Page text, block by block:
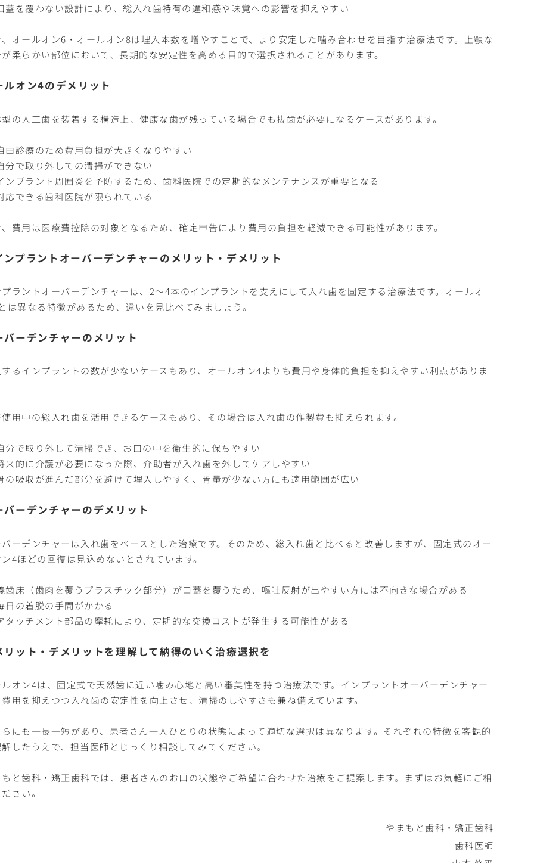
蓋を覆わない設計により、総入れ歯特有の違和感や味覚への影響を抑えやすい
オールオン6・オールオン8は埋入本数を増やすことで、より安定した噛み合わせを目指す治療法です。上顎な
が柔らかい部位において、長期的な安定性を高める目的で選択されることがあります。
ルオン4のデメリット
の人工歯を装着する構造上、健康な歯が残っている場合でも抜歯が必要になるケースがあります。
由診療のため費用負担が大きくなりやすい
分で取り外しての清掃ができない
ンプラント周囲炎を予防するため、歯科医院での定期的なメンテナンスが重要となる
応できる歯科医院が限られている
費用は医療費控除の対象となるため、確定申告により費用の負担を軽減できる可能性があります。
プラントオーバーデンチャーのメリット・デメリット
ラントオーバーデンチャーは、2〜4本のインプラントを支えにして入れ歯を固定する治療法です。オールオ
は異なる特徴があるため、違いを見比べてみましょう。
バーデンチャーのメリット
るインプラントの数が少ないケースもあり、オールオン4よりも費用や身体的負担を抑えやすい利点がありま
用中の総入れ歯を活用できるケースもあり、その場合は入れ歯の作製費も抑えられます。
分で取り外して清掃でき、お口の中を衛生的に保ちやすい
来的に介護が必要になった際、介助者が入れ歯を外してケアしやすい
の吸収が進んだ部分を避けて埋入しやすく、骨量が少ない方にも適用範囲が広い
バーデンチャーのデメリット
ーデンチャーは入れ歯をベースとした治療です。そのため、総入れ歯と比べると改善しますが、固定式のオー
4ほどの回復は見込めないとされています。
歯床（歯肉を覆うプラスチック部分）が口蓋を覆うため、嘔吐反射が出やすい方には不向きな場合がある
日の着脱の手間がかかる
タッチメント部品の摩耗により、定期的な交換コストが発生する可能性がある
ット・デメリットを理解して納得のいく治療選択を
オン4は、固定式で天然歯に近い噛み心地と高い審美性を持つ治療法です。インプラントオーバーデンチャー
費用を抑えつつ入れ歯の安定性を向上させ、清掃のしやすさも兼ね備えています。
らにも一長一短があり、患者さん一人ひとりの状態によって適切な選択は異なります。それぞれの特徴を客観的
したうえで、担当医師とじっくり相談してみてください。
と歯科・矯正歯科では、患者さんのお口の状態やご希望に合わせた治療をご提案します。まずはお気軽にご相
さい。
やまもと歯科・矯正歯科
歯科医師